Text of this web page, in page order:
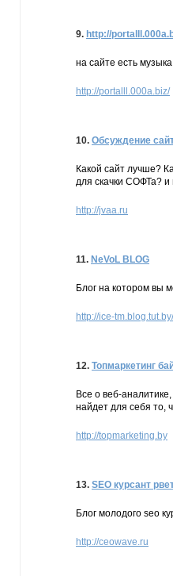
9. http://
на сайте есть
http://portalll.000a.biz/
10. Обсуждение
Какой сайт лучше?
для скачки СОФТа? и
http://jvaa.ru
11. NeVoL BLOG
Блог на котором вы
http://ice-tm.blog.tut.by/
12. Топмаркетинг
Все о веб-
найдет для себя то,
http://topmarketing.by
13. SEO курсант
Блог молодого seo
http://ceowave.ru